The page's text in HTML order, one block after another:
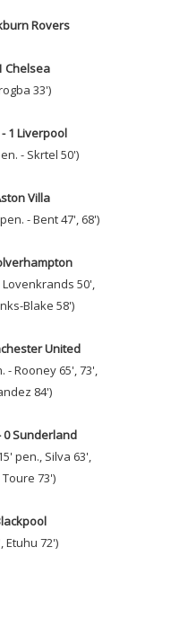
Rovers
Chelsea
33')
1 Liverpool
- Skrtel 50')
Villa
- Bent 47', 68')
Lovenkrands 50',
Blake 58')
United
- Rooney 65', 73',
84')
0 Sunderland
pen., Silva 63',
73')
Etuhu 72')